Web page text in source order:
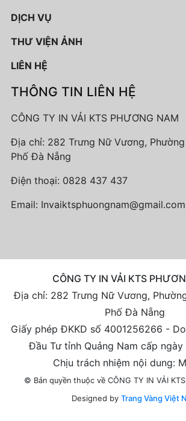
DỊCH VỤ
THƯ VIỆN ẢNH
LIÊN HỆ
THÔNG TIN LIÊN HỆ
CÔNG TY IN VẢI KTS PHƯƠNG NAM
Địa chỉ: 282 Trưng Nữ Vương, Phường
Phố Đà Nẵng
Điện thoại: 0828 437 437
Email: Invaiktsphuongnam@gmail.com
CÔNG TY IN VẢI KTS
Địa chỉ: 282 Trưng Nữ Vương,
Phố Đà Nẵng
Giấy phép ĐKKD số 4001256266 -
Đầu Tư tỉnh Quảng Nam cấp
Chịu trách nhiệm nội dung:
© Bản quyền thuộc về CÔNG TY IN VẢI
Designed by Trang Vàng Việt